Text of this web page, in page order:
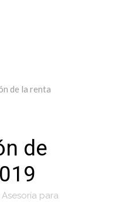
de
Asesoría para